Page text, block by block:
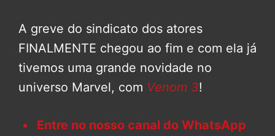
A greve do sindicato dos atores
FINALMENTE chegou ao fim e com ela já
tivemos uma grande novidade no
universo Marvel, com Venom 3!
Entre no nosso canal do WhatsApp